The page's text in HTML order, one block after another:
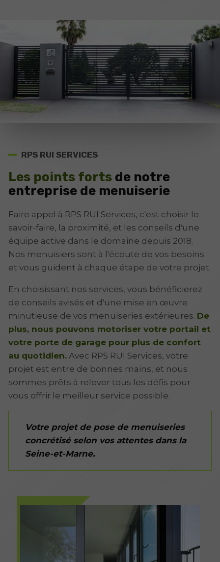
RPS RUI SERVICES
Les points forts de notre
entreprise de menuiserie
Faire appel à RPS RUI Services, c'est choisir le
savoir-faire, la proximité, et les conseils d'une
équipe active dans le domaine depuis 2018.
Nos menuisiers sont à l'écoute de vos besoins
et vous guident à chaque étape de votre projet.
En choisissant nos services, vous bénéficierez
de conseils avisés et d'une mise en œuvre
minutieuse de vos menuiseries extérieures. De
plus, nous pouvons motoriser votre portail et
votre porte de garage pour plus de confort
au quotidien. Avec RPS RUI Services, votre
projet est entre de bonnes mains, et nous
sommes prêts à relever tous les défis pour
vous offrir le meilleur service possible.
Votre projet de pose de menuiseries
concrétisé selon vos attentes dans la
Seine-et-Marne.